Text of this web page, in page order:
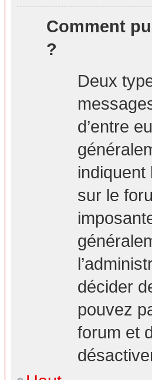
Comment
?
Deux
d’entre
sur le
décider
pouvez
forum et